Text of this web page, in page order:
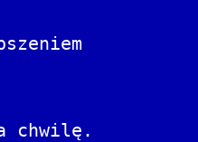
chwilę.